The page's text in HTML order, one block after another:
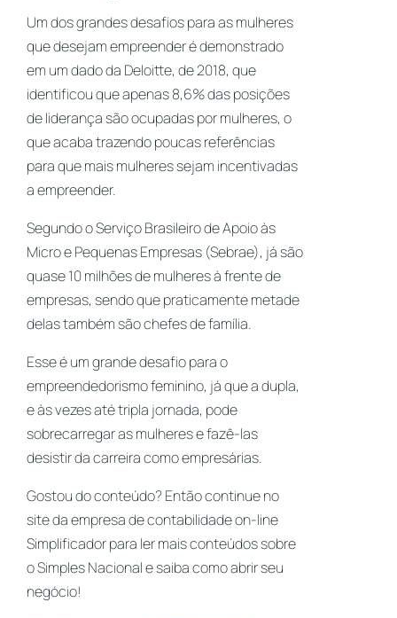
Um dos grandes desafios para as mulheres
que desejam empreender é demonstrado
em um dado da Deloitte, de 2018, que
identificou que apenas 8,6% das posições
de liderança são ocupadas por mulheres, o
que acaba trazendo poucas referências
para que mais mulheres sejam incentivadas
a empreender.
Segundo o Serviço Brasileiro de Apoio às
Micro e Pequenas Empresas (Sebrae), já são
quase 10 milhões de mulheres à frente de
empresas, sendo que praticamente metade
delas também são chefes de família.
Esse é um grande desafio para o
empreendedorismo feminino, já que a dupla,
e às vezes até tripla jornada, pode
sobrecarregar as mulheres e fazê-las
desistir da carreira como empresárias.
Gostou do conteúdo? Então continue no
site da empresa decontabilidade on-line
Simplificador para ler mais conteúdos sobre
o Simples Nacional e saiba como abrir seu
negócio!